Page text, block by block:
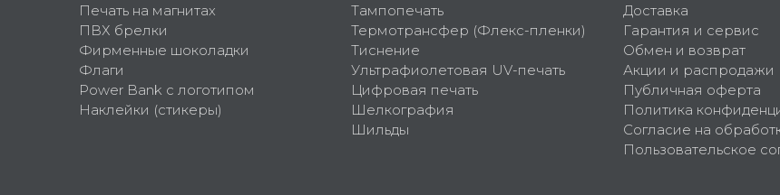
Печать на магнитах
ПВХ брелки
Фирменные шоколадки
Флаги
Power Bank с логотипом
Наклейки (стикеры)
Тампопечать
Термотрансфер (Флекс-пленки)
Тиснение
Ультрафиолетовая UV-печать
Цифровая печать
Шелкография
Шильды
Доставка
Гарантия и сервис
Обмен и возврат
Акции и распродажи
Публичная оферта
Политика
Согласие на
Пользовательское